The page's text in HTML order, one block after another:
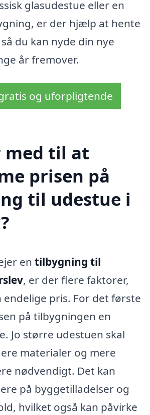
glasudestue eller en
er der hjælp at hente
du kan nyde din nye
år fremover.
og uforpligtende
med til at
prisen på
til udestue i
en tilbygning til
, er der flere faktorer,
pris. For det første
på tilbygningen en
Jo større udestuen skal
materialer og mere
nødvendigt. Det kan
på byggetilladelser og
hvilket også kan påvirke